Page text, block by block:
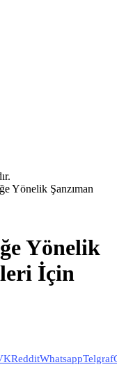
Yönelik Şanzıman
Yönelik
İçin
RedditWhatsappTelgraf